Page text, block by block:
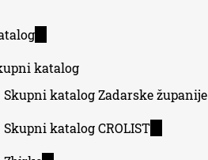
(link
external)
katalog
Skupni katalog Zadarske županije
Skupni katalog CROLIST(link